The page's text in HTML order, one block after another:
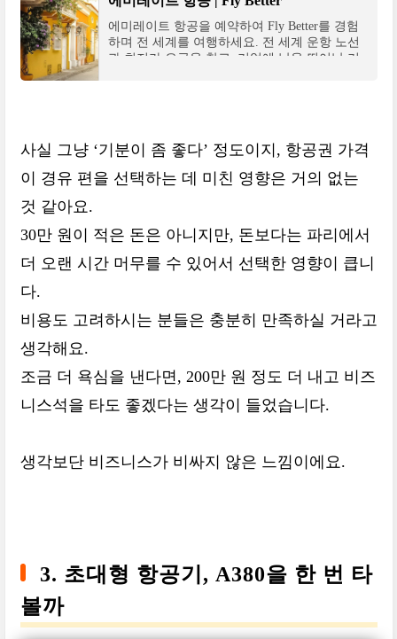
에미레이트 항공을 예약하여 Fly Better를 경험
하며 전 세계를 여행하세요. 전 세계 운항 노선
과 최저가 요금을 찾고, 기억에 남을 뛰어난 기
사실 그냥 ‘기분이 좀 좋다’ 정도이지, 항공권 가격
이 경유 편을 선택하는 데 미친 영향은 거의 없는
것 같아요.
30만 원이 적은 돈은 아니지만, 돈보다는 파리에서
더 오랜 시간 머무를 수 있어서 선택한 영향이 큽니
다.
비용도 고려하시는 분들은 충분히 만족하실 거라고
생각해요.
조금 더 욕심을 낸다면, 200만 원 정도 더 내고 비즈
니스석을 타도 좋겠다는 생각이 들었습니다.
생각보단 비즈니스가 비싸지 않은 느낌이에요.
3. 초대형 항공기, A380을 한 번 타
볼까